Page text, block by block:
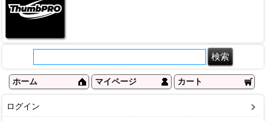
ホーム マイページ カート
ログイン